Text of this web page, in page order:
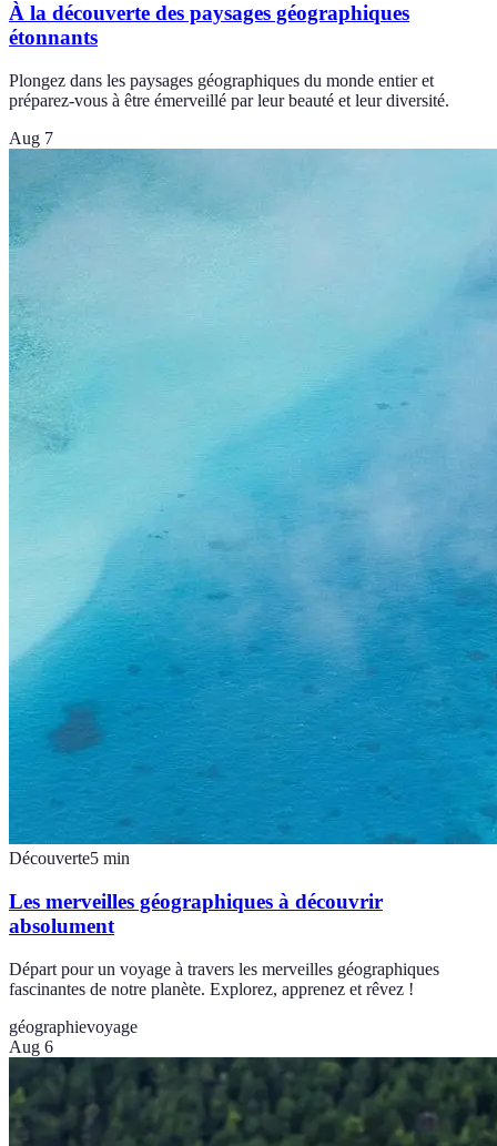
À la découverte des paysages géographiques
étonnants
Plongez dans les paysages géographiques du monde entier et
préparez-vous à être émerveillé par leur beauté et leur diversité.
Aug 7
Découverte5 min
Les merveilles géographiques à découvrir
absolument
Départ pour un voyage à travers les merveilles géographiques
fascinantes de notre planète. Explorez, apprenez et rêvez !
géographievoyage
Aug 6